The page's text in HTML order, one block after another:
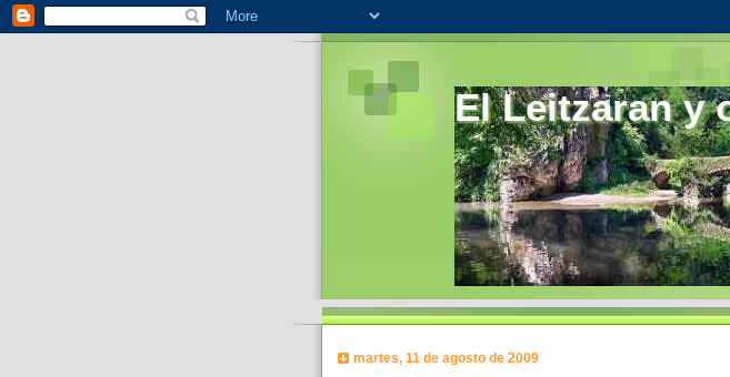
El Leitzaran y
martes, 11 de agosto de 2009